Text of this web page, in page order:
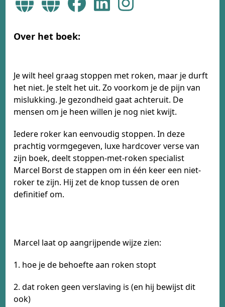
Over het boek:
Je wilt heel graag stoppen met roken, maar je durft
het niet. Je stelt het uit. Zo voorkom je de pijn van
mislukking. Je gezondheid gaat achteruit. De
mensen om je heen willen je nog niet kwijt.
Iedere roker kan eenvoudig stoppen. In deze
prachtig vormgegeven, luxe hardcover verse van
zijn boek, deelt stoppen-met-roken specialist
Marcel Borst de stappen om in één keer een niet-
roker te zijn. Hij zet de knop tussen de oren
definitief om.
Marcel laat op aangrijpende wijze zien:
1. hoe je de behoefte aan roken stopt
2. dat roken geen verslaving is (en hij bewijst dit
ook)